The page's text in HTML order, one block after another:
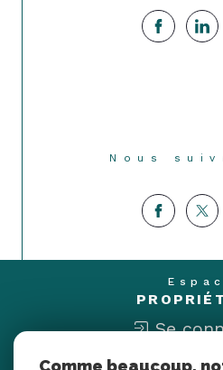
Nous
Se
Comme beaucoup,